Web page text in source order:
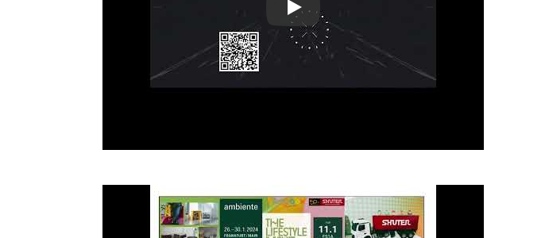
Ambiente 2024: Pameran Menarik dari livinbox